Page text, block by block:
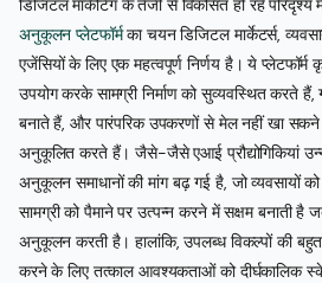
डिजिटल मार्केटिंग के तेजी से विकसित हो रहे
अनुकूलन प्लेटफॉर्मका चयन डिजिटल मार्केटर्स,
एजेंसियों के लिए एक महत्वपूर्ण निर्णय है। ये प्लेटफॉर्म
उपयोग करके सामग्री निर्माण को सुव्यवस्थित करते
बनाते हैं, और पारंपरिक उपकरणों से मेल नहीं खा सकने
अनुकूलित करते हैं। जैसे-जैसे एआई प्रौद्योगिकियां
अनुकूलन समाधानों की मांग बढ़ गई है, जो व्यवसायों
सामग्री को पैमाने पर उत्पन्न करने में सक्षम बनाती है
अनुकूलन करती है। हालांकि, उपलब्ध विकल्पों की
करने के लिए तत्काल आवश्यकताओं को दीर्घकालिक